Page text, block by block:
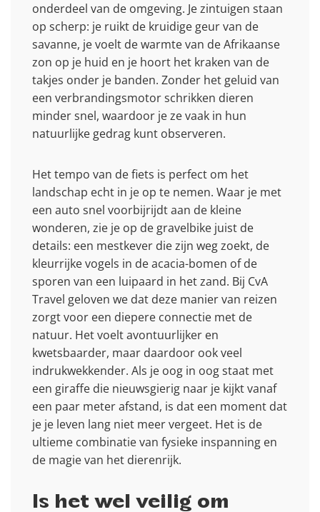
onderdeel van de omgeving. Je zintuigen staan
op scherp: je ruikt de kruidige geur van de
savanne, je voelt de warmte van de Afrikaanse
zon op je huid en je hoort het kraken van de
takjes onder je banden. Zonder het geluid van
een verbrandingsmotor schrikken dieren
minder snel, waardoor je ze vaak in hun
natuurlijke gedrag kunt observeren.
Het tempo van de fiets is perfect om het
landschap echt in je op te nemen. Waar je met
een auto snel voorbijrijdt aan de kleine
wonderen, zie je op de gravelbike juist de
details: een mestkever die zijn weg zoekt, de
kleurrijke vogels in de acacia-bomen of de
sporen van een luipaard in het zand. Bij CvA
Travel geloven we dat deze manier van reizen
zorgt voor een diepere connectie met de
natuur. Het voelt avontuurlijker en
kwetsbaarder, maar daardoor ook veel
indrukwekkender. Als je oog in oog staat met
een giraffe die nieuwsgierig naar je kijkt vanaf
een paar meter afstand, is dat een moment dat
je je leven lang niet meer vergeet. Het is de
ultieme combinatie van fysieke inspanning en
de magie van het dierenrijk.
Is het wel veilig om